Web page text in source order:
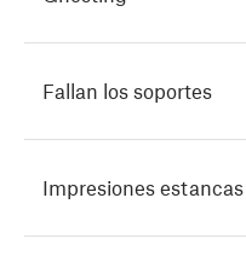
Fallan los soportes
Impresiones estancas